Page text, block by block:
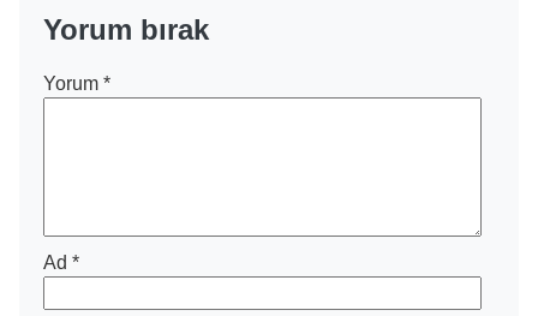
Yorum bırak
Yorum *
Ad *